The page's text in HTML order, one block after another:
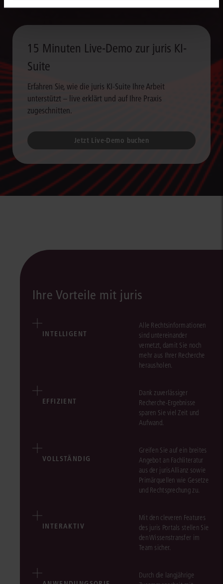
15 Minuten Live-Demo zur juris KI-
Suite
Erfahren Sie, wie die juris KI-Suite Ihre Arbeit
unterstützt – live erklärt und auf Ihre Praxis
zugeschnitten.
Jetzt Live-Demo buchen
Ihre Vorteile mit juris
INTELLIGENT
Alle Rechtsinformationen
sind untereinander
vernetzt, damit Sie noch
mehr aus Ihrer Recherche
herausholen.
EFFIZIENT
Dank zuverlässiger
Recherche-Ergebnisse
sparen Sie viel Zeit und
Aufwand.
VOLLSTÄNDIG
Greifen Sie auf ein breites
Angebot an Fachliteratur
aus der jurisAllianz sowie
Primärquellen wie Gesetze
und Rechtsprechung zu.
INTERAKTIV
Mit den cleveren Features
des juris Portals stellen Sie
den Wissenstransfer im
Team sicher.
Durch die langjährige